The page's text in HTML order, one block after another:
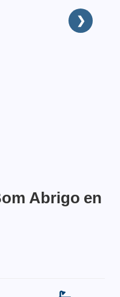
❯
Abrigo en